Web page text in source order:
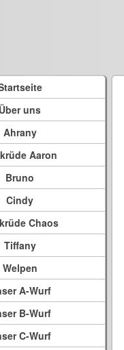
Über uns
Ahrany
Aaron
Bruno
Cindy
Chaos
Tiffany
Welpen
A-Wurf
B-Wurf
C-Wurf